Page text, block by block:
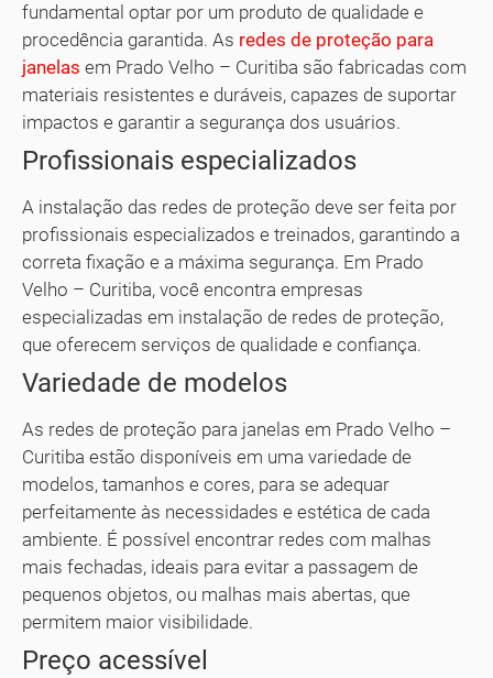
fundamental optar por um produto de qualidade e
procedência garantida. As redes de proteção para
janelas em Prado Velho – Curitiba são fabricadas com
materiais resistentes e duráveis, capazes de suportar
impactos e garantir a segurança dos usuários.
Profissionais especializados
A instalação das redes de proteção deve ser feita por
profissionais especializados e treinados, garantindo a
correta fixação e a máxima segurança. Em Prado
Velho – Curitiba, você encontra empresas
especializadas em instalação de redes de proteção,
que oferecem serviços de qualidade e confiança.
Variedade de modelos
As redes de proteção para janelas em Prado Velho –
Curitiba estão disponíveis em uma variedade de
modelos, tamanhos e cores, para se adequar
perfeitamente às necessidades e estética de cada
ambiente. É possível encontrar redes com malhas
mais fechadas, ideais para evitar a passagem de
pequenos objetos, ou malhas mais abertas, que
permitem maior visibilidade.
Preço acessível